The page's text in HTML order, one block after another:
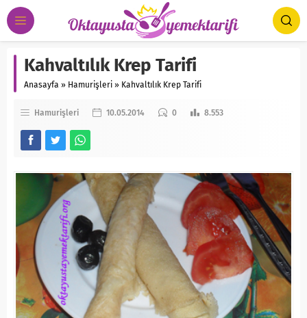
Kahvaltılık Krep Tarifi
Anasayfa » Hamurişleri » Kahvaltılık Krep Tarifi
Hamurişleri 10.05.2014 0 8.553